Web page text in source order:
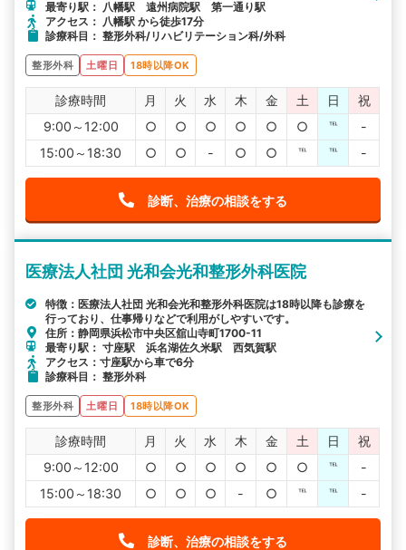
最寄り駅： 八幡駅 遠州病院駅 第一通り駅
アクセス： 八幡駅 から徒歩17分
診療科目： 整形外科/リハビリテーション科/外科
整形外科 土曜日 18時以降OK
診療時間 月 火 水 木 金 土 日
祝
9:00～12:00
○ ○ ○ ○ ○ ○ ℡
-
15:00～18:30
○ ○ - ○ ○ ℡ ℡ -
診断、治療の相談をする
医療法人社団 光和会光和整形外科医院
特徴：医療法人社団 光和会光和整形外科医院は18時以降も診療を
行っており、仕事帰りなどで利用がしやすいです。
住所：静岡県浜松市中央区舘山寺町1700-11
最寄り駅： 寸座駅 浜名湖佐久米駅 西気賀駅
アクセス：寸座駅から車で6分
診療科目： 整形外科
整形外科 土曜日 18時以降OK
診療時間 月 火 水 木 金 土 日
祝
9:00～12:00
○ ○ ○ ○ ○ ○ ℡
-
15:00～18:30
○ ○ ○ - ○ ℡ ℡ -
診断、治療の相談をする